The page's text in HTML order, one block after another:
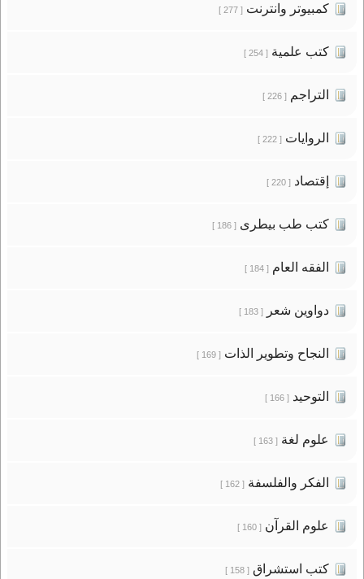
كمبيوتر وانترنت[ 277 ]
كتب علمية[ 254 ]
التراجم[ 226 ]
الروايات[ 222 ]
إقتصاد[ 220 ]
كتب طب بيطرى[ 186 ]
الفقه العام[ 184 ]
دواوين شعر[ 183 ]
النجاح وتطوير الذات[ 169 ]
التوحيد[ 166 ]
علوم لغة[ 163 ]
الفكر والفلسفة[ 162 ]
علوم القرآن[ 160 ]
كتب استشراق[ 158 ]